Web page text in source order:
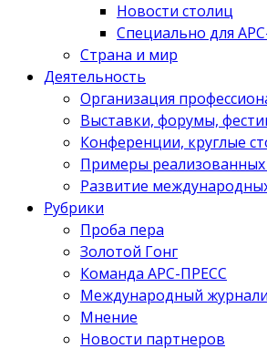
Новости столиц
Специально для
Страна и мир
Деятельность
Организация
Выставки, форумы,
Конференции, круглые
Примеры
Развитие
Рубрики
Проба пера
Золотой Гонг
Команда АРС-ПРЕСС
Международный
Мнение
Новости партнеров